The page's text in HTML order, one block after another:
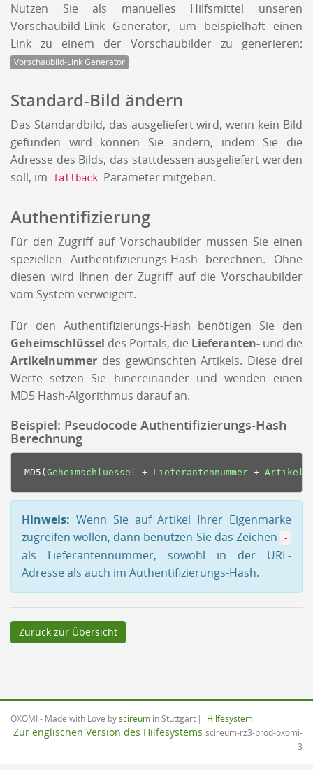
Nutzen Sie als manuelles Hilfsmittel unseren
Vorschaubild-Link Generator, um beispielhaft einen
Link zu einem der Vorschaubilder zu generieren:
Vorschaubild-Link Generator
Standard-Bild ändern
Das Standardbild, das ausgeliefert wird, wenn kein Bild
gefunden wird können Sie ändern, indem Sie die
Adresse des Bilds, das stattdessen ausgeliefert werden
soll, im
fallback Parameter mitgeben.
Authentifizierung
Für den Zugriff auf Vorschaubilder müssen Sie einen
speziellen Authentifizierungs-Hash berechnen. Ohne
diesen wird Ihnen der Zugriff auf die Vorschaubilder
vom System verweigert.
Für den Authentifizierungs-Hash benötigen Sie den
Geheimschlüssel des Portals, die Lieferanten- und die
Artikelnummer des gewünschten Artikels. Diese drei
Werte setzen Sie hinereinander und wenden einen
MD5 Hash-Algorithmus darauf an.
Beispiel: Pseudocode Authentifizierungs-Hash
Berechnung
MD5 ( Geheimschluessel + Lieferantennummer +
Hinweis: Wenn Sie auf Artikel Ihrer Eigenmarke
zugreifen wollen, dann benutzen Sie das Zeichen
-
als Lieferantennummer, sowohl in der URL-
Adresse als auch im Authentifizierungs-Hash.
Zurück zur Übersicht
OXOMI - Made with Love byscireum in Stuttgart Hilfesystem
Zur englischen Version des Hilfesystems scireum-rz3-prod-oxomi-
3